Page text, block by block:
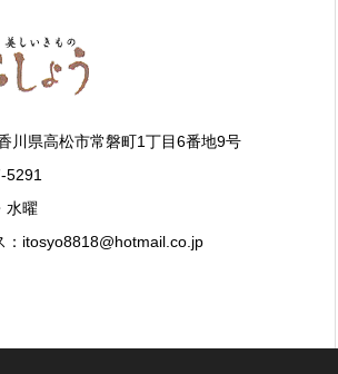
県高松市常磐町1丁目6番地9号
5291
水曜
：itosyo8818@hotmail.co.jp